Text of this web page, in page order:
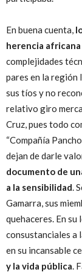
En buena cuenta,
herencia africana
complejidades
pares en la región
sus tíos y no
relativo giro
Cruz, pues todo
“Compañía
dejan de darle
documento de
a la sensibilidad .
Gamarra, sus
quehaceres. En
consustanciales a
en su incansable
y la vida pública .